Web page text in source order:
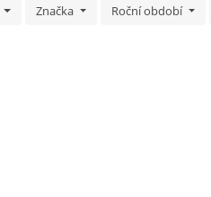
Značka Roční období